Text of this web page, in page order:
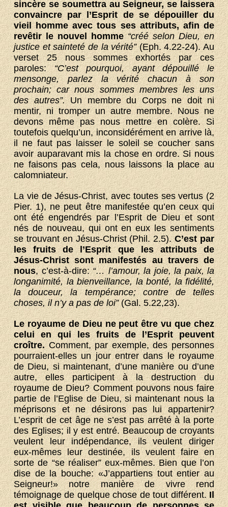
sincère se soumettra au Seigneur, se laissera
convaincre par l’Esprit de se dépouiller du
vieil homme avec tous ses attributs, afin de
revêtir le nouvel homme “créé selon Dieu, en
justice et sainteté de la vérité”(Eph. 4.22-24). Au
verset 25 nous sommes exhortés par ces
paroles:“C’est pourquoi, ayant dépouillé le
mensonge, parlez la vérité chacun à son
prochain; car nous sommes membres les uns
des autres”.Un membre du Corps ne doit ni
mentir, ni tromper un autre membre. Nous ne
devons même pas nous mettre en colère. Si
toutefois quelqu’un, inconsidérément en arrive là,
il ne faut pas laisser le soleil se coucher sans
avoir auparavant mis la chose en ordre. Si nous
ne faisons pas cela, nous laissons la place au
calomniateur.
La vie de Jésus-Christ, avec toutes ses vertus (2
Pier. 1), ne peut être manifestée qu’en ceux qui
ont été engendrés par l’Esprit de Dieu et sont
nés de nouveau, qui ont en eux les sentiments
se trouvant en Jésus-Christ (Phil. 2.5).C’est par
les fruits de l’Esprit que les attributs de
Jésus-Christ sont manifestés au travers de
nous, c’est-à-dire:“… l’amour, la joie, la paix, la
longanimité, la bienveillance, la bonté, la fidélité,
la douceur, la tempérance; contre de telles
choses, il n’y a pas de loi”(Gal. 5.22,23).
Le royaume de Dieu ne peut être vu que chez
celui en qui les fruits de l’Esprit peuvent
croître.Comment, par exemple, des personnes
pourraient-elles un jour entrer dans le royaume
de Dieu, si maintenant, d’une manière ou d’une
autre, elles participent à la destruction du
royaume de Dieu? Comment pouvons nous faire
partie de l’Eglise de Dieu, si maintenant nous la
méprisons et ne désirons pas lui appartenir?
L’esprit de cet âge ne s’est pas arrêté à la porte
des Eglises; il y est entré. Beaucoup de croyants
veulent leur indépendance, ils veulent diriger
eux-mêmes leur destinée, ils veulent faire en
sorte de “se réaliser” eux-mêmes. Bien que l’on
dise de la bouche: «J’appartiens tout entier au
Seigneur!» notre manière de vivre rend
témoignage de quelque chose de tout différent.Il